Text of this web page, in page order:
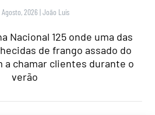
2026 |João Luís
Nacional 125 onde uma das
de frango assado do
a chamar clientes durante o
verão